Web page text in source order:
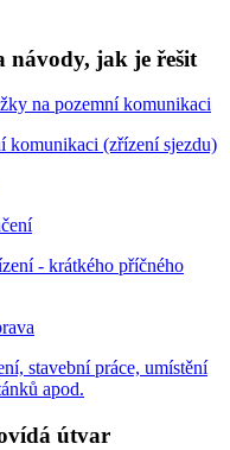
návody, jak je řešit
na pozemní komunikaci
komunikaci (zřízení sjezdu)
- krátkého příčného
stavební práce, umístění
apod.
útvar